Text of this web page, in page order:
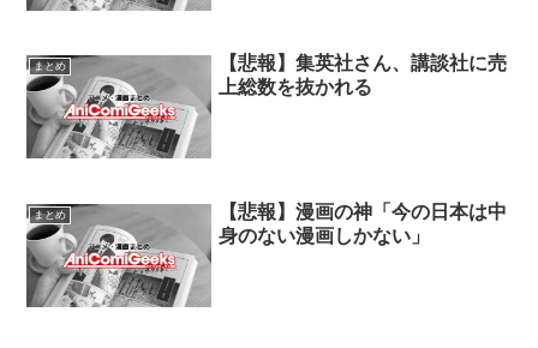
まとめ
【悲報】集英社さん、講談社に売
上総数を抜かれる
まとめ
【悲報】漫画の神「今の日本は中
身のない漫画しかない」